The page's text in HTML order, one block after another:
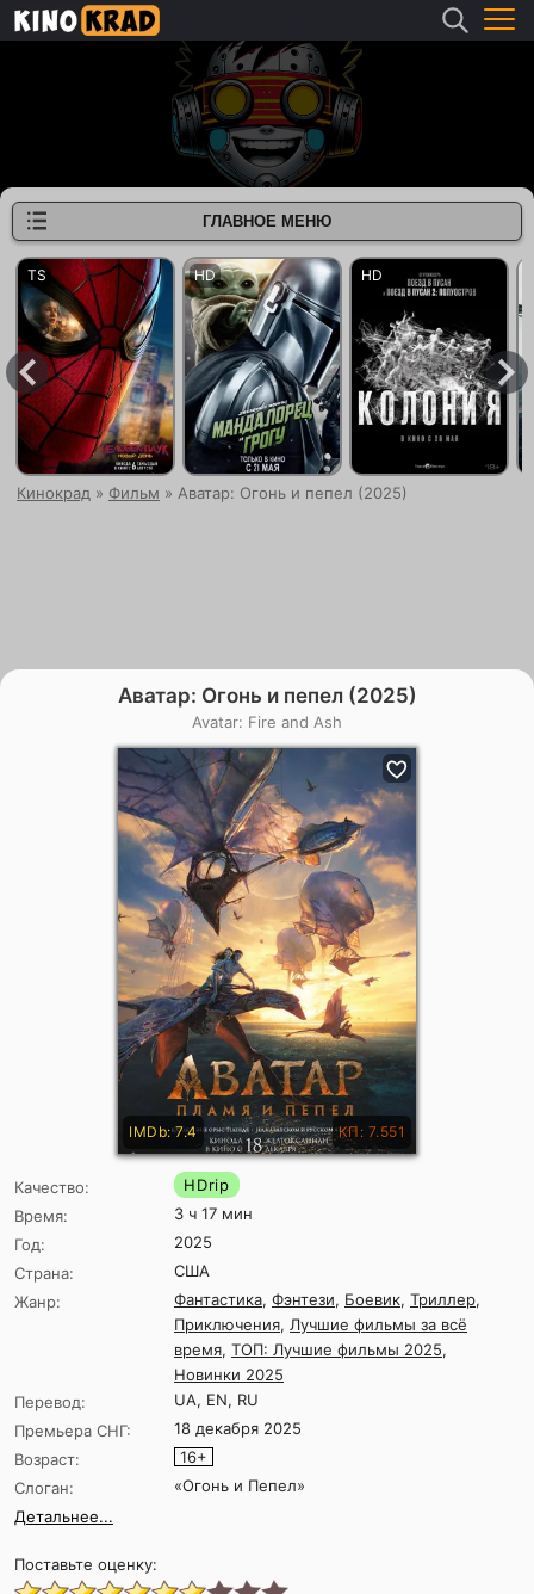
Кинокрад » Фильм » Аватар: Огонь и пепел (2025)
Аватар: Огонь и пепел (2025)
Avatar: Fire and Ash
IMDb: 7.4 КП: 7.551
Качество:
HDrip
Время:
3 ч 17 мин
Год:
2025
Страна:
США
Жанр:
Фантастика, Фэнтези, Боевик, Триллер,
Приключения, Лучшие фильмы за всё
время, ТОП: Лучшие фильмы 2025,
Новинки 2025
Перевод:
UA, EN, RU
Премьера СНГ:
18 декабря 2025
Возраст:
16+
Слоган:
«Огонь и Пепел»
Детальнее...
Поставьте оценку:
ГЛАВНОЕ МЕНЮ